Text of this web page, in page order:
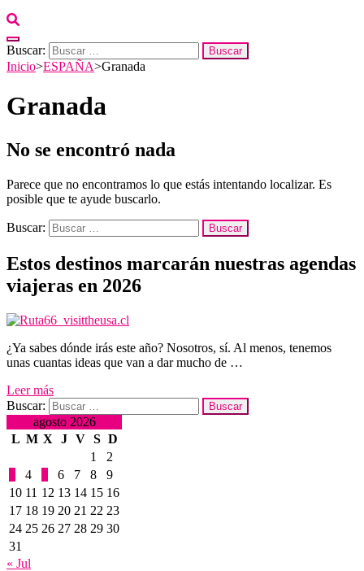
Buscar:
Inicio>ESPAÑA>Granada
Granada
No se encontró nada
Parece que no encontramos lo que estás intentando localizar. Es
posible que te ayude buscarlo.
Buscar:
Estos destinos marcarán nuestras agendas
viajeras en 2026
¿Ya sabes dónde irás este año? Nosotros, sí. Al menos, tenemos
unas cuantas ideas que van a dar mucho de …
Leer más
Buscar:
agosto 2026
L M X J V S D
1
2
4 6 7 8
9
10 11 12 13 14 15 16
17 18 19 20 21 22 23
24 25 26 27 28 29 30
31
« Jul